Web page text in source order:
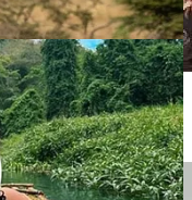
Rendah 2026